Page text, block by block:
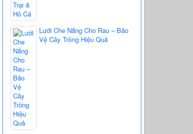
Lưới Che Nắng Cho Rau – Bảo
Vệ Cây Trồng Hiệu Quả